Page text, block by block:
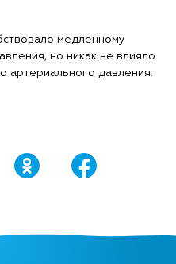
медленному
но никак не влияло
артериального давления.